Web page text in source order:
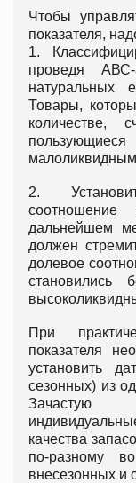
Чтобы
показателя,
1.
проведя
натуральных
Товары,
количестве,
2.
дальнейшем
должен
долевое
становились
При
показателя
установить
сезонных) из
Зачастую
качества
по-разному
внесезонных и